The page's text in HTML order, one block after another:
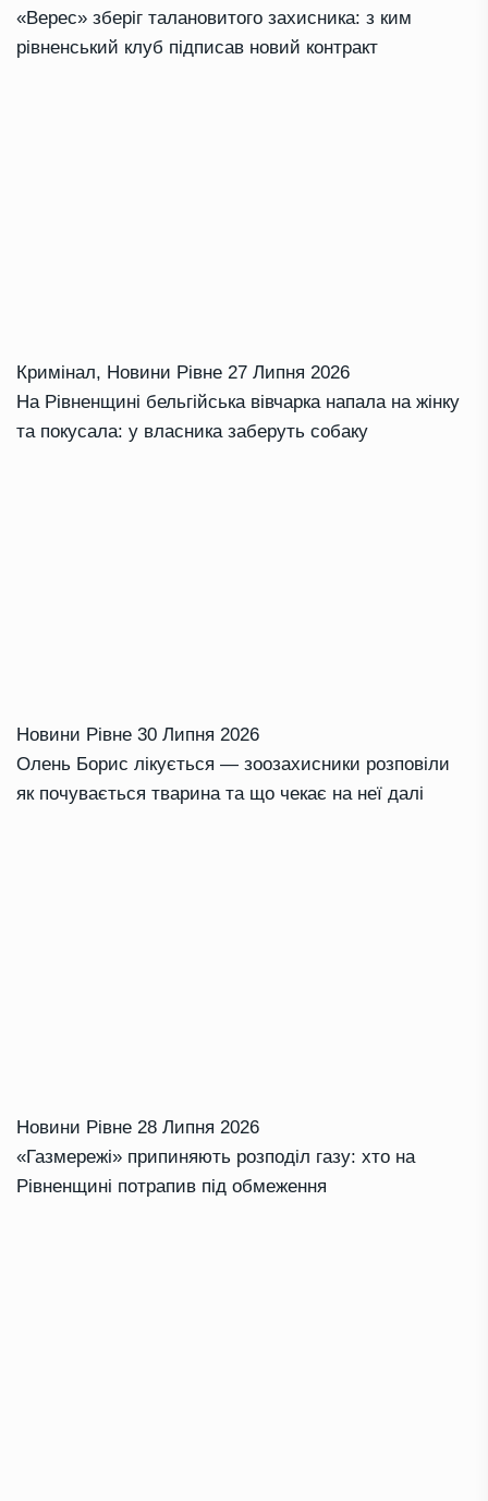
«Верес» зберіг талановитого захисника: з ким
рівненський клуб підписав новий контракт
Кримінал, Новини Рівне 27 Липня 2026
На Рівненщині бельгійська вівчарка напала на жінку
та покусала: у власника заберуть собаку
Новини Рівне 30 Липня 2026
Олень Борис лікується — зоозахисники розповіли
як почувається тварина та що чекає на неї далі
Новини Рівне 28 Липня 2026
«Газмережі» припиняють розподіл газу: хто на
Рівненщині потрапив під обмеження